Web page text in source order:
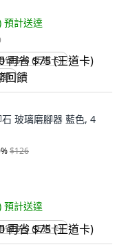
預計送達
省 $75 (王道卡)
饋
玻璃磨腳器 藍色, 4
%$126
預計送達
省 $75 (王道卡)